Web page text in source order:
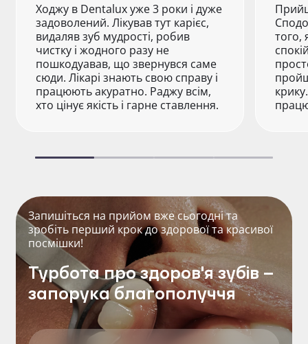
Ходжу в Dentalux уже 3 роки і дуже
задоволений. Лікував тут карієс,
видаляв зуб мудрості, робив
чистку і жодного разу не
пошкодуавав, що звернувся саме
сюди. Лікарі знають свою справу і
працюють акуратно. Раджу всім,
хто цінує якість і гарне ставлення.
того,
Запишіться на прийом вже сьогодні та
зробіть перший крок до здорової та красивої
посмішки!
Турбота про здоров'я зубів –
запорука благополуччя